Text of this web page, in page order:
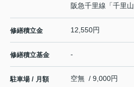
阪急千里線 「千里山
修繕積立金 12,550円
修繕積立基金 -
駐車場 / 月額 空無 / 9,000円